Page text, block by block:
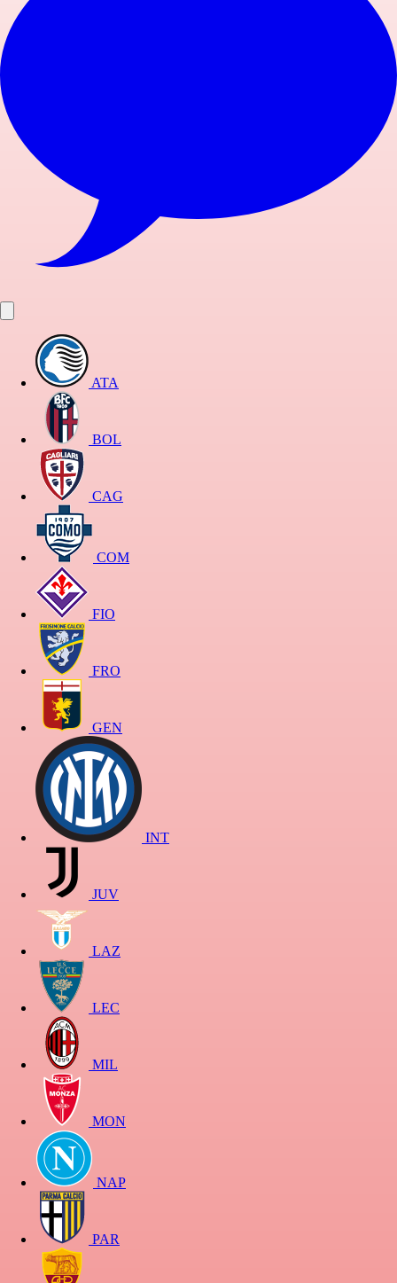
ATA
BOL
CAG
COM
FIO
FRO
GEN
INT
JUV
LAZ
LEC
MIL
MON
NAP
PAR